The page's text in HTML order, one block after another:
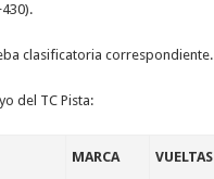
clasificatoria correspondiente.
del TC Pista:
MARCA VUELTAS